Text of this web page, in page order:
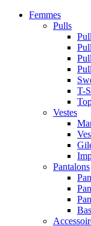
Femmes
Pulls
T-
Vestes
Pantalons